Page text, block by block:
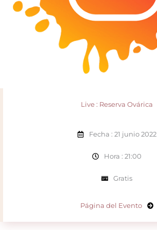
Live : Reserva Ovárica
Fecha : 21 junio 2022
Hora : 21:00
Gratis
Página del Evento